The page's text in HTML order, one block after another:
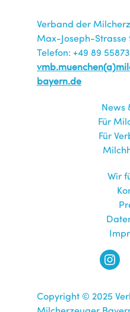
Verband der
Max-Joseph-Strasse
Telefon: +49 89
bayern.de
News
Für
Für
Wir
Copyright © 2025